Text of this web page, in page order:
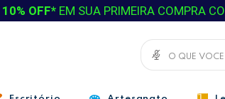
10% OFF*EM SUA PRIMEIRA COMPRA